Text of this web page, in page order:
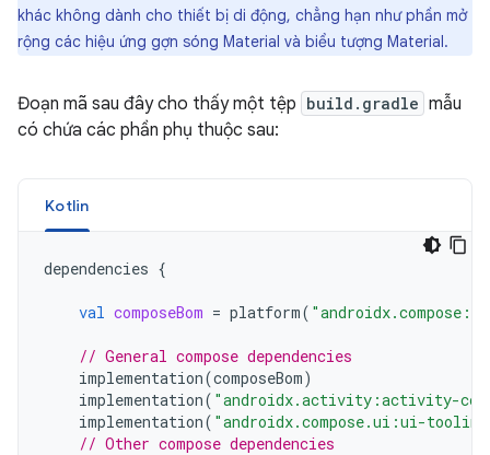
khác không dành cho thiết bị di động, chẳng hạn như phần mở
rộng các hiệu ứng gợn sóng Material và biểu tượng Material.
Đoạn mã sau đây cho thấy một tệp build.gradle mẫu
có chứa các phần phụ thuộc sau:
Kotlin
dependencies {
val composeBom = platform(
// General compose dependencies
implementation(composeBom)
implementation( "androidx.activity:activity-
implementation( "androidx.compose.ui:ui-
// Other compose dependencies